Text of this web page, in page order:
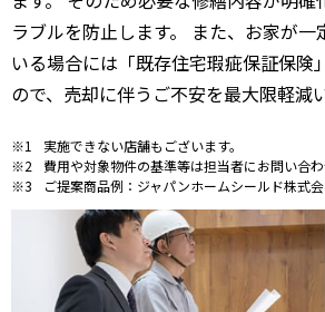
ラブルを防止します。 また、お家が一
いる場合には「既存住宅瑕疵保証保険
ので、売却に伴うご不安を最大限軽減
実施できない店舗もございます。
費用や対象物件の基準等は担当者にお問い合わ
ご提案商品例：ジャパンホームシールド株式